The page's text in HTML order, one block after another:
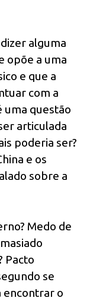
alguma
opõe a uma
e que a
com a
uma questão
articulada
poderia ser?
e os
sobre a
Medo de
Pacto
se
encontrar o